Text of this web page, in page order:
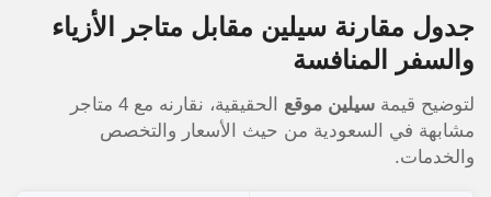
جدول مقارنة سيلين مقابل متاجر الأزياء
والسفر المنافسة
لتوضيح قيمة سيلين موقع
الحقيقية، نقارنه مع 4 متاجر
مشابهة في السعودية من حيث الأسعار والتخصص
والخدمات.